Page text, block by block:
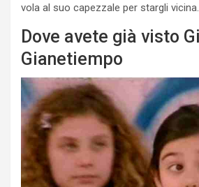
vola al suo capezzale per stargli vicina.
Dove avete già visto
Gianetiempo